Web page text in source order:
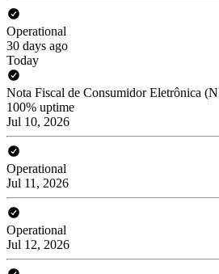
Operational
30 days ago
Today
Nota Fiscal de Consumidor Eletrônica
100% uptime
Jul 10, 2026
Operational
Jul 11, 2026
Operational
Jul 12, 2026